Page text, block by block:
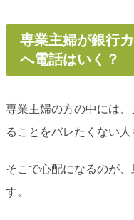
専業主婦が銀行
へ電話はいく？
専業主婦の方の中には
ることをバレたくない人
そこで心配になるのが
す。